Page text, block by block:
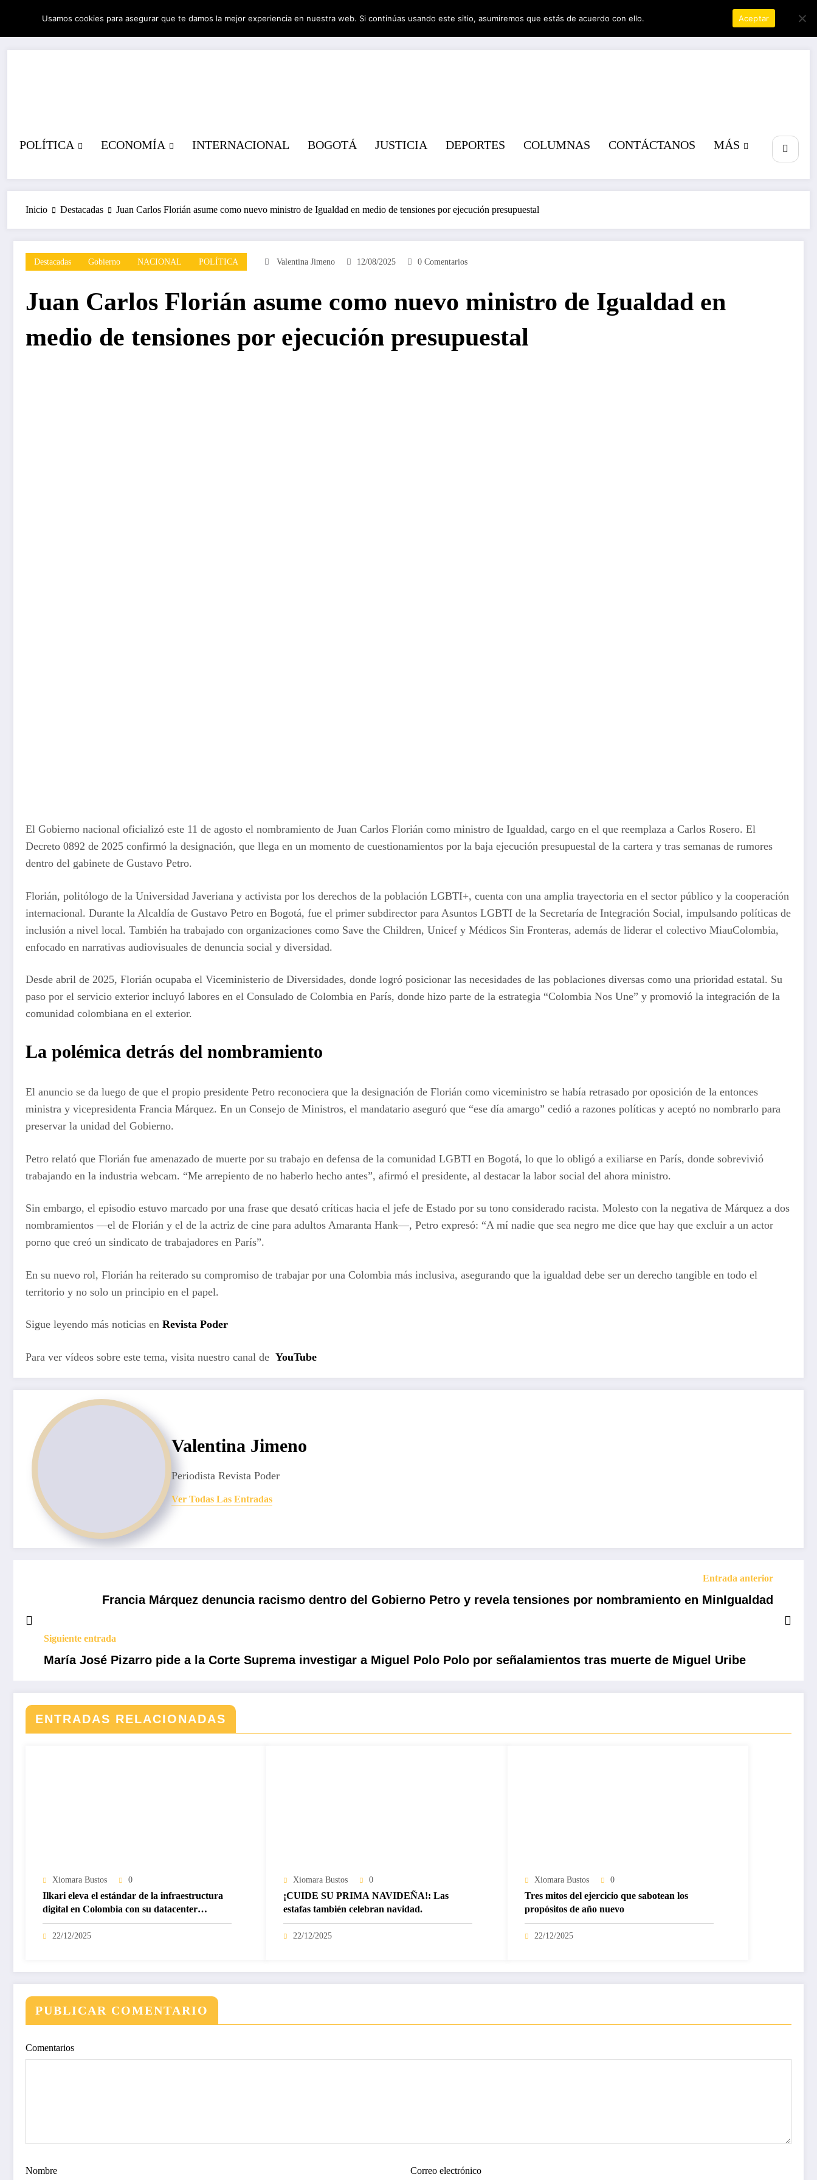
contenido
06/08/2026 3:32:42 AM
POLÍTICA ECONOMÍA INTERNACIONAL BOGOTÁ JUSTICIA DEPORTES COLUMNAS CONTÁCTANOS MÁS
Inicio Destacadas Juan Carlos Florián asume como nuevo ministro de Igualdad en medio de tensiones por ejecución presupuestal
Destacadas Gobierno NACIONAL POLÍTICA Valentina Jimeno 12/08/2025 0 Comentarios
Juan Carlos Florián asume como nuevo ministro de Igualdad en
medio de tensiones por ejecución presupuestal
El Gobierno nacional oficializó este 11 de agosto el nombramiento de Juan Carlos Florián como ministro de Igualdad, cargo en el que reemplaza a Carlos Rosero. El
Decreto 0892 de 2025 confirmó la designación, que llega en un momento de cuestionamientos por la baja ejecución presupuestal de la cartera y tras semanas de rumores
dentro del gabinete de Gustavo Petro.
Florián, politólogo de la Universidad Javeriana y activista por los derechos de la población LGBTI+, cuenta con una amplia trayectoria en el sector público y la cooperación
internacional. Durante la Alcaldía de Gustavo Petro en Bogotá, fue el primer subdirector para Asuntos LGBTI de la Secretaría de Integración Social, impulsando políticas de
inclusión a nivel local. También ha trabajado con organizaciones como Save the Children, Unicef y Médicos Sin Fronteras, además de liderar el colectivo MiauColombia,
enfocado en narrativas audiovisuales de denuncia social y diversidad.
Desde abril de 2025, Florián ocupaba el Viceministerio de Diversidades, donde logró posicionar las necesidades de las poblaciones diversas como una prioridad estatal. Su
paso por el servicio exterior incluyó labores en el Consulado de Colombia en París, donde hizo parte de la estrategia “Colombia Nos Une” y promovió la integración de la
comunidad colombiana en el exterior.
La polémica detrás del nombramiento
El anuncio se da luego de que el propio presidente Petro reconociera que la designación de Florián como viceministro se había retrasado por oposición de la entonces
ministra y vicepresidenta Francia Márquez. En un Consejo de Ministros, el mandatario aseguró que “ese día amargo” cedió a razones políticas y aceptó no nombrarlo para
preservar la unidad del Gobierno.
Petro relató que Florián fue amenazado de muerte por su trabajo en defensa de la comunidad LGBTI en Bogotá, lo que lo obligó a exiliarse en París, donde sobrevivió
trabajando en la industria webcam. “Me arrepiento de no haberlo hecho antes”, afirmó el presidente, al destacar la labor social del ahora ministro.
Sin embargo, el episodio estuvo marcado por una frase que desató críticas hacia el jefe de Estado por su tono considerado racista. Molesto con la negativa de Márquez a dos
nombramientos —el de Florián y el de la actriz de cine para adultos Amaranta Hank—, Petro expresó: “A mí nadie que sea negro me dice que hay que excluir a un actor
porno que creó un sindicato de trabajadores en París”.
En su nuevo rol, Florián ha reiterado su compromiso de trabajar por una Colombia más inclusiva, asegurando que la igualdad debe ser un derecho tangible en todo el
territorio y no solo un principio en el papel.
Sigue leyendo más noticias en Revista Poder
Para ver vídeos sobre este tema, visita nuestro canal de YouTube
Valentina Jimeno
Periodista Revista Poder
Ver Todas Las Entradas
Entrada anterior
Francia Márquez denuncia racismo dentro del Gobierno Petro y revela tensiones por nombramiento en MinIgualdad
Siguiente entrada
María José Pizarro pide a la Corte Suprema investigar a Miguel Polo Polo por señalamientos tras muerte de Miguel Uribe
ENTRADAS RELACIONADAS
Xiomara Bustos 0
Ilkari eleva el estándar de la infraestructura
digital en Colombia con su datacenter
certificado Nivel IV de ICREA
22/12/2025
Xiomara Bustos 0
¡CUIDE SU PRIMA NAVIDEÑA!: Las
estafas también celebran navidad.
22/12/2025
Xiomara Bustos 0
Tres mitos del ejercicio que sabotean los
propósitos de año nuevo
22/12/2025
PUBLICAR COMENTARIO
Comentarios
Nombre Correo electrónico
Usamos cookies para asegurar que te damos la mejor experiencia en nuestra web. Si continúas usando este sitio, asumiremos que estás de acuerdo con ello. Aceptar